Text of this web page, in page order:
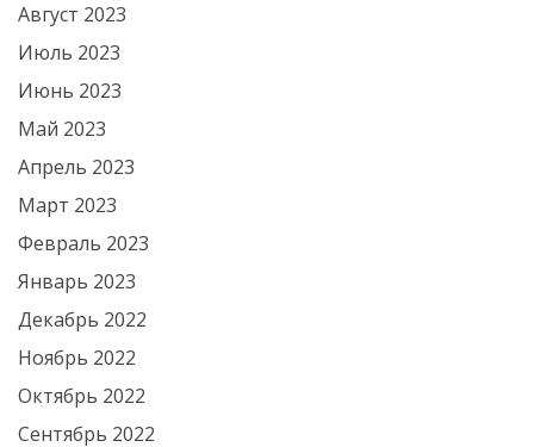
Август 2023
Июль 2023
Июнь 2023
Май 2023
Апрель 2023
Март 2023
Февраль 2023
Январь 2023
Декабрь 2022
Ноябрь 2022
Октябрь 2022
Сентябрь 2022